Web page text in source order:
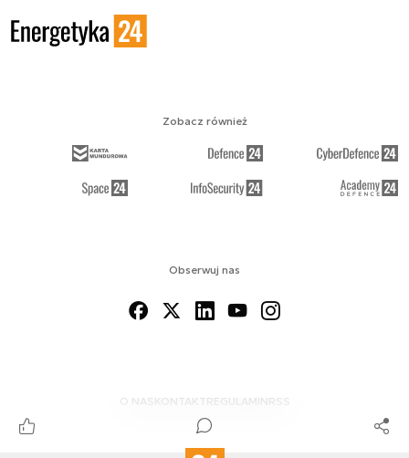
Obserwuj nas
O NAS KONTAKTREGULAMINRSS
Zobacz również